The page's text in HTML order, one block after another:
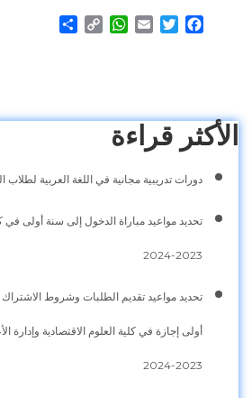
Facebook
Twitter
Email
WhatsApp
Copy
الأكثر قراءة
دورات تدريبية مجانية في اللغة العربية
تحديد مواعيد مباراة الدخول إلى سنة أولى في
2023-2024
تحديد مواعيد تقديم الطلبات وشروط
أولى إجازة في كلية العلوم الاقتصادية وإدارة
2023-2024